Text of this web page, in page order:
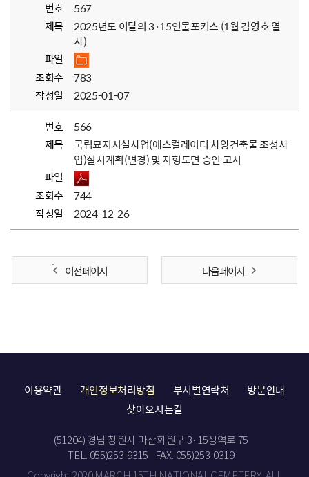
번호
567
제목
2025년도 이달의 3·15인물포커스 (1월 김영호 열
사)
파일
조회수
783
작성일
2025-01-07
번호
566
제목
국립묘지시설사업(에스컬레이터 차양건축물 조성사
업)실시계획(변경) 및 지형도면 승인 고시
파일
조회수
744
작성일
2024-12-26
이전 페이지 다음 페이지
이용약관 개인정보처리방침 부서별연락처
방문안내
찾아오시는길
(51204) 경남 창원시 마산회원구 3·15성역로 75
TEL. 055)253-9315
FAX. 055)253-0319